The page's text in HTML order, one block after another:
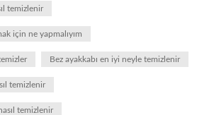
temizlenir
için ne yapmalıyım
Bez ayakkabı en iyi neyle temizlenir
temizlenir
temizlenir